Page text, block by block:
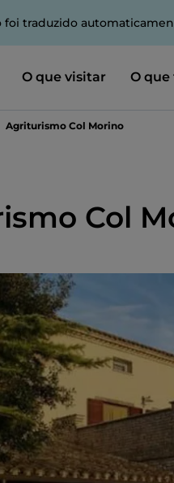
foi traduzido
O que visitar O que
Agriturismo Col Morino
Col